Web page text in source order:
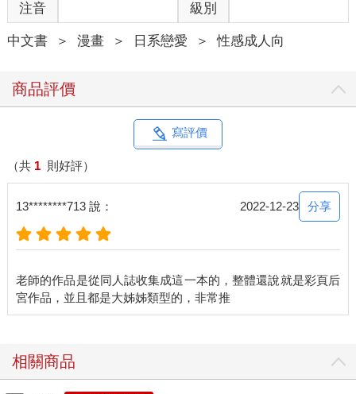
注音 級別
中文書 ＞ 漫畫 ＞ 日系戀愛 ＞ 性感成人向
商品評價
寫評價
（共 1 則好評）
13********713 說： 2022-12-23 分享
老師的作品是從同人誌收集成這一本的，整體還說就是彩頁后
相關商品